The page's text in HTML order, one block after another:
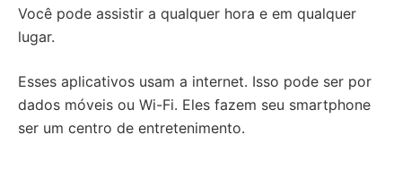
Você pode assistir a qualquer hora e em qualquer
lugar.
Esses aplicativos usam a internet. Isso pode ser por
dados móveis ou Wi-Fi. Eles fazem seu smartphone
ser um centro de entretenimento.